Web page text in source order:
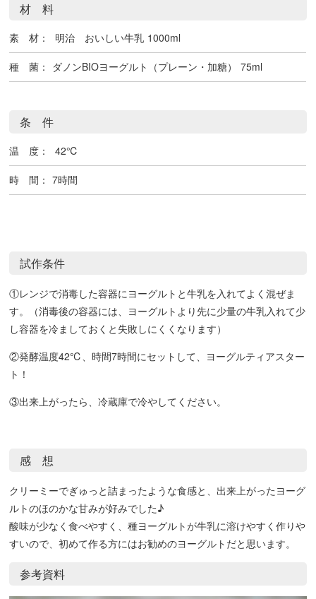
材 料
素 材： 明治 おいしい牛乳 1000ml
種 菌： ダノンBIOヨーグルト（プレーン・加糖） 75ml
条 件
温 度： 42℃
時 間： 7時間
試作条件
①レンジで消毒した容器にヨーグルトと牛乳を入れてよく混ぜま
す。（消毒後の容器には、ヨーグルトより先に少量の牛乳入れて少
し容器を冷ましておくと失敗しにくくなります）
②発酵温度42℃、時間7時間にセットして、ヨーグルティアスター
ト！
③出来上がったら、冷蔵庫で冷やしてください。
感 想
クリーミーでぎゅっと詰まったような食感と、出来上がったヨーグ
ルトのほのかな甘みが好みでした♪
酸味が少なく食べやすく、種ヨーグルトが牛乳に溶けやすく作りや
すいので、初めて作る方にはお勧めのヨーグルトだと思います。
参考資料